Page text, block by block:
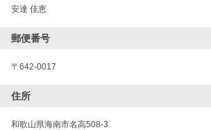
安達 佳恵
郵便番号
〒642-0017
住所
和歌山県海南市名高508-3